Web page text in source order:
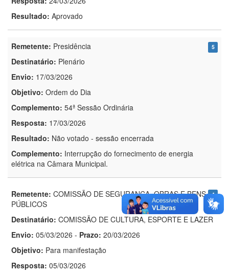
Resultado: Aprovado
5
Remetente: Presidência
Destinatário: Plenário
Envio: 17/03/2026
Objetivo: Ordem do Dia
Complemento: 54ª Sessão Ordinária
Resposta: 17/03/2026
Resultado: Não votado - sessão encerrada
Complemento: Interrupção do fornecimento de energia
elétrica na Câmara Municipal.
4
Remetente: COMISSÃO DE SEGURANÇA, OBRAS E BENS
PÚBLICOS
Destinatário: COMISSÃO DE CULTURA, ESPORTE E LAZER
Envio: 05/03/2026 - Prazo: 20/03/2026
Objetivo: Para manifestação
Resposta: 05/03/2026